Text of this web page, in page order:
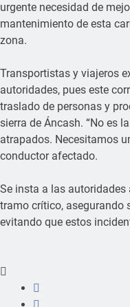
urgente necesidad de
mantenimiento de esta
zona.
Transportistas y viajeros
autoridades, pues este
traslado de personas y
sierra de Áncash. “No es
atrapados. Necesitamos
conductor afectado.
Se insta a las
tramo crítico, asegurando
evitando que estos